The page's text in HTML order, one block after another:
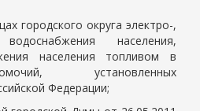
городского округа электро-,
населения,
населения топливом в
установленных
Федерации;